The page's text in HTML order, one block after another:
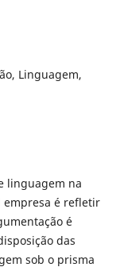
Linguagem,
linguagem na
empresa é refletir
é
das
sob o prisma